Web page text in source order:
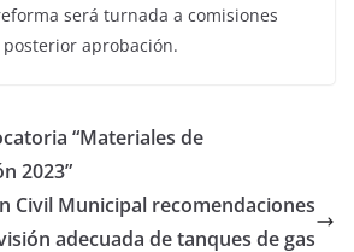
será turnada a comisiones
aprobación.
“Materiales de
2023”
Civil Municipal recomendaciones
adecuada de tanques de gas